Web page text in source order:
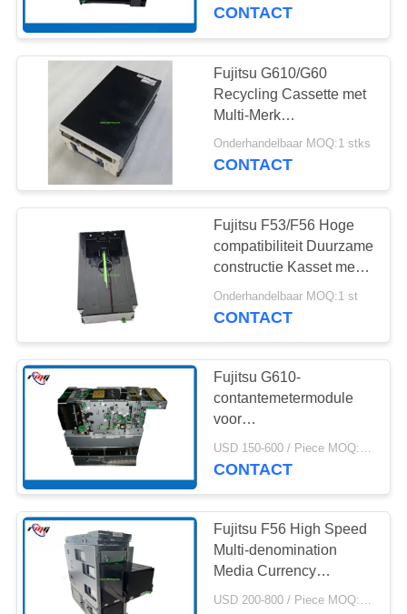
Dieboldatm Delen
1125
Hitachiatm Delen
285
ATM-Bankmachine
38
CONTACT
Fujitsu G610/G60
Recycling Cassette met
Multi-Merk
Compatibiliteit, Geld
Recycling Functie en
Onderhandelbaar MOQ:1 stks
CONTACT
Fujitsu F53/F56 Hoge
compatibiliteit Duurzame
constructie Kasset met
500 noten
Onderhandelbaar MOQ:1 st
CONTACT
Fujitsu G610-
contantemetermodule
voor
geldautomaatbankbiljetten
met precisie en
USD 150-600 / Piece MOQ:1 stuk
CONTACT
Fujitsu F56 High Speed
Multi-denomination
Media Currency
Dispenser KD03236-
USD 200-800 / Piece MOQ:1 stuk